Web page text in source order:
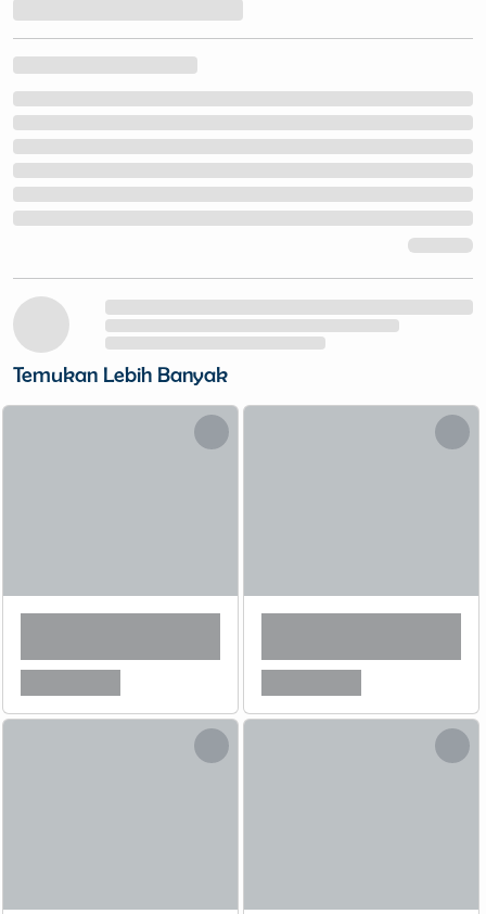
Temukan Lebih Banyak